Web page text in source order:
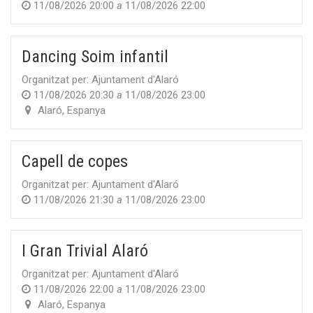
11/08/2026 20:00 a 11/08/2026 22:00
Dancing Soim infantil
Organitzat per: Ajuntament d'Alaró
11/08/2026 20:30 a 11/08/2026 23:00
Alaró,Espanya
Capell de copes
Organitzat per: Ajuntament d'Alaró
11/08/2026 21:30 a 11/08/2026 23:00
I Gran Trivial Alaró
Organitzat per: Ajuntament d'Alaró
11/08/2026 22:00 a 11/08/2026 23:00
Alaró,Espanya